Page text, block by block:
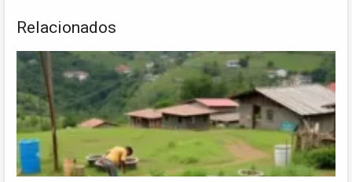
Relacionados